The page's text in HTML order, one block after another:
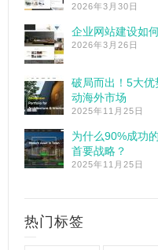
2026年3月30日
企业网站建设如
2026年3月26日
破局而出！5大
动海外市场
2025年11月25日
为什么90%成功
首要战略？
2025年11月25日
热门标签